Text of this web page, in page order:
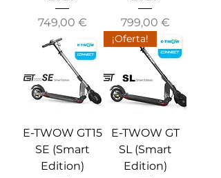
Precio
749,00 €
Precio
799,00 €
E-TWOW GT15
SE (Smart
Edition)
¡Oferta!
E-TWOW GT
SL (Smart
Edition)